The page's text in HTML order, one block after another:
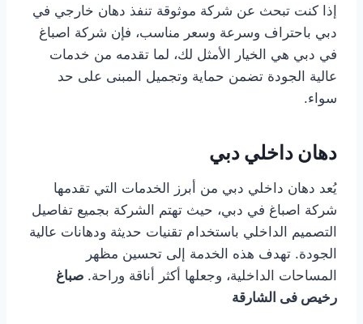
إذا كنت تبحث عن شركة موثوقة تنفذ دهان خارجي في
دبي باحتراف وسرعة وسعر مناسب، فإن شركة اصباغ
في دبي هي الخيار الأمثل لك، لما تقدمه من خدمات
عالية الجودة تضمن حماية وتجميل المبنى على حد
سواء.
دهان داخلي دبي
يُعد دهان داخلي دبي من أبرز الخدمات التي تقدمها
شركة اصباغ في دبي، حيث تهتم الشركة بجميع تفاصيل
التصميم الداخلي باستخدام تقنيات حديثة ودهانات عالية
الجودة. تهدف هذه الخدمة إلى تحسين مظهر
المساحات الداخلية، وجعلها أكثر أناقة وراحة. صباغ
رخيص فى الشارقة